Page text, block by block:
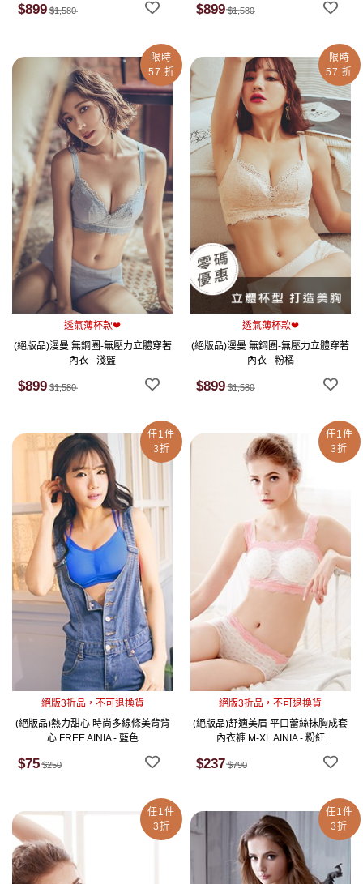
$899 $1,580 $899 $1,580
限時
57 折
透氣薄杯款❤
(絕版品)漫曼 無鋼圈-無壓力立體穿著
內衣 - 淺藍
$899 $1,580
限時
57 折
透氣薄杯款❤
(絕版品)漫曼 無鋼圈-無壓力立體穿著
內衣 - 粉橘
$899 $1,580
任1件
3折
絕版3折品，不可退換貨
(絕版品)熱力甜心 時尚多線條美背背
心 FREE AINIA - 藍色
$75 $250
任1件
3折
絕版3折品，不可退換貨
(絕版品)舒適美眉 平口蕾絲抹胸成套
內衣褲 M-XL AINIA - 粉紅
$237 $790
任1件
3折
任1件
3折